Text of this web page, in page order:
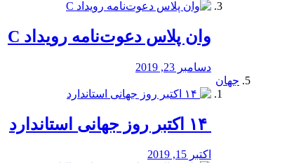
وان پلاس دعوت‌نامه رویداد C
دسامبر 23, 2019
جهان
اکتبر 15, 2019